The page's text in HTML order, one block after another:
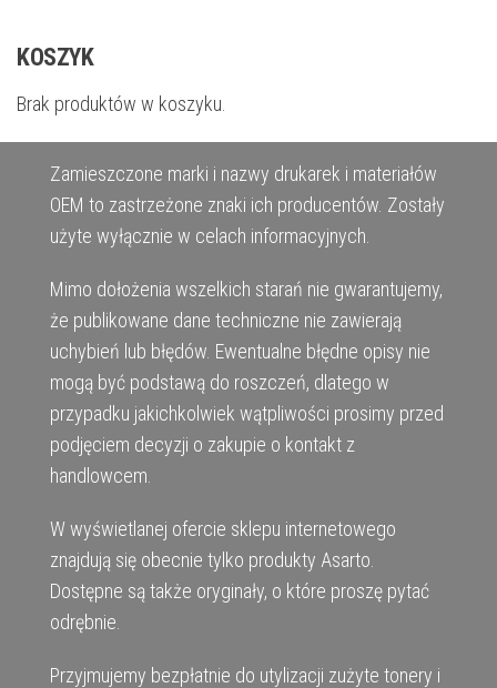
KOSZYK
Brak produktów w koszyku.
Zamieszczone marki i nazwy drukarek i materiałów
OEM to zastrzeżone znaki ich producentów. Zostały
użyte wyłącznie w celach informacyjnych.
Mimo dołożenia wszelkich starań nie gwarantujemy,
że publikowane dane techniczne nie zawierają
uchybień lub błędów. Ewentualne błędne opisy nie
mogą być podstawą do roszczeń, dlatego w
przypadku jakichkolwiek wątpliwości prosimy przed
podjęciem decyzji o zakupie o kontakt z
handlowcem.
W wyświetlanej ofercie sklepu internetowego
znajdują się obecnie tylko produkty Asarto.
Dostępne są także oryginały, o które proszę pytać
odrębnie.
Przyjmujemy bezpłatnie do utylizacji zużyte tonery i